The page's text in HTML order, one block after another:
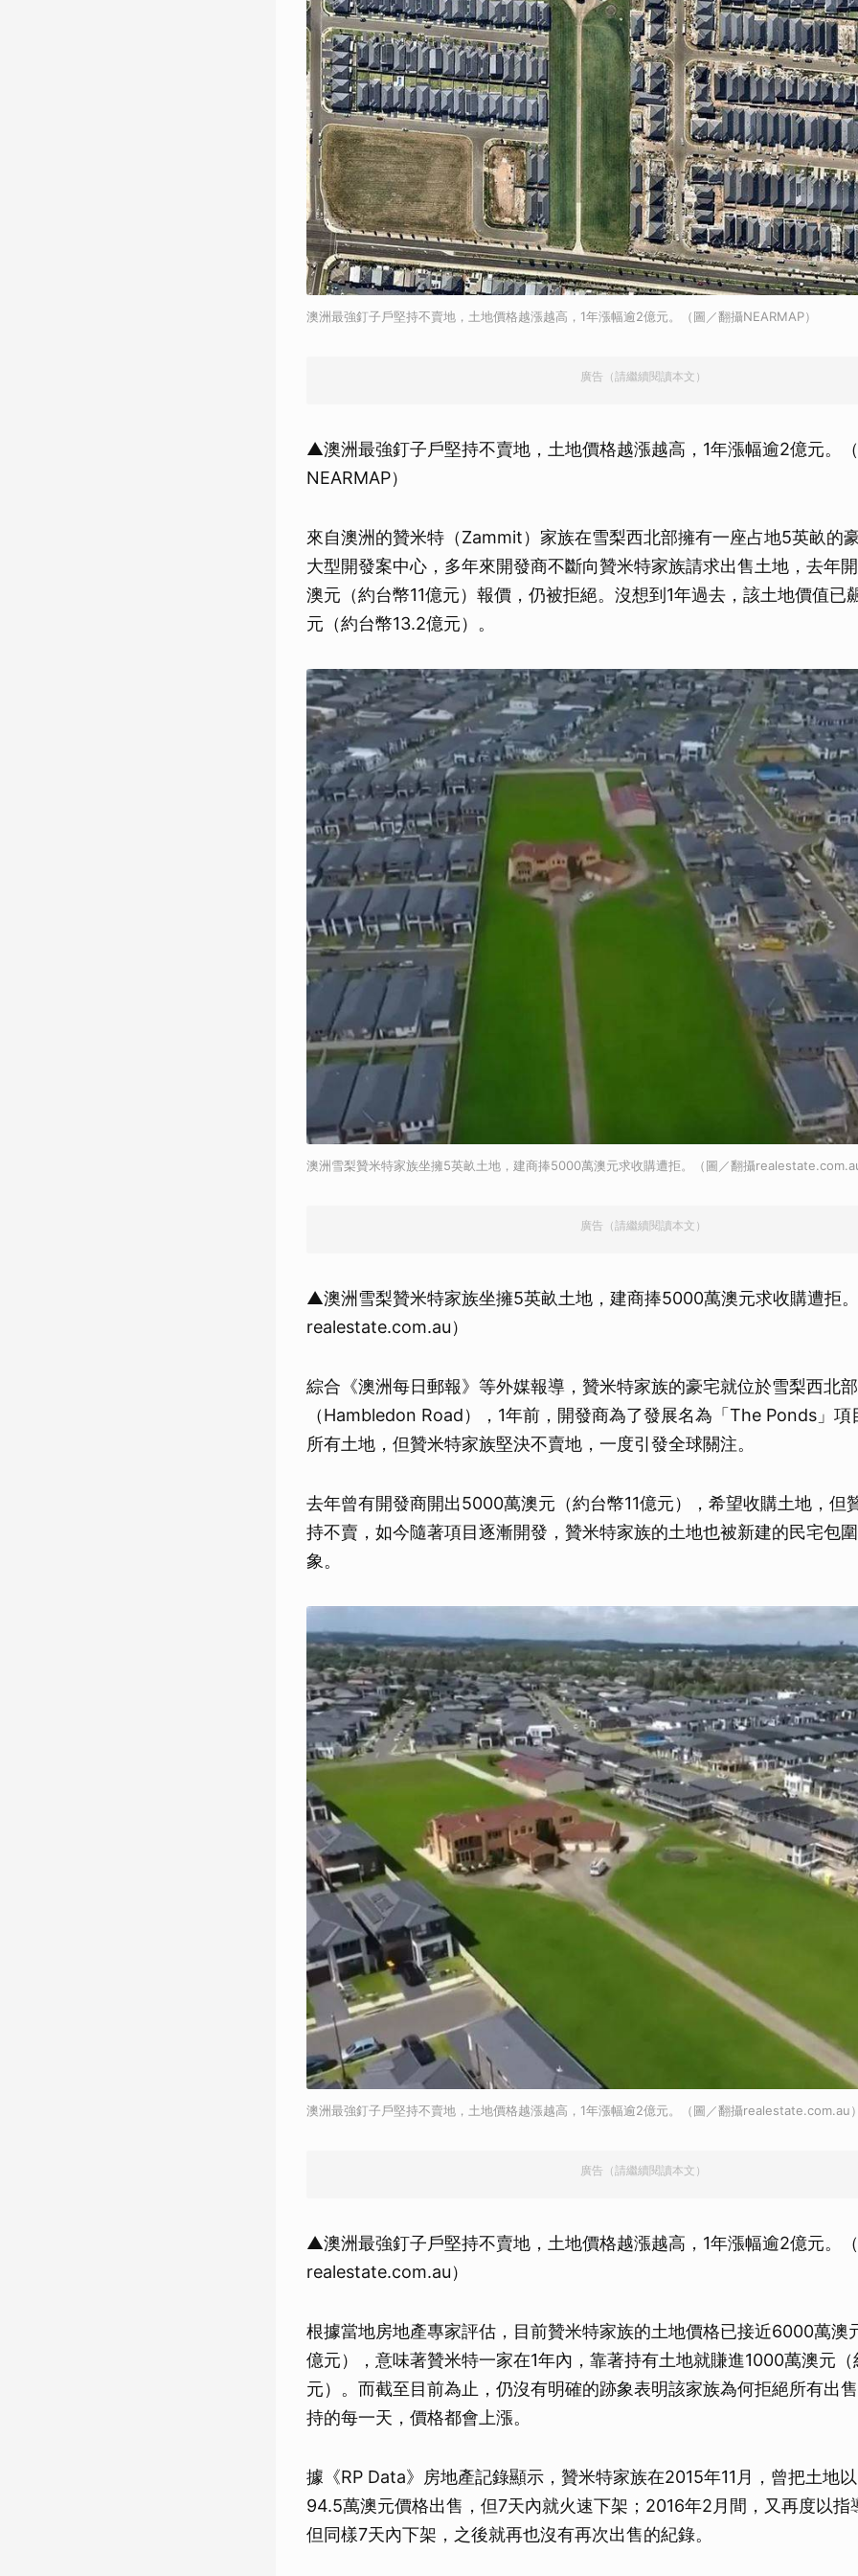
澳洲最強釘子戶堅持不賣地，土地價格越漲越高，1年漲幅逾2億元。（圖／翻攝NEARMAP）
廣告（請繼續閱讀本文）
▲澳洲最強釘子戶堅持不賣地，土地價格越漲越高，1年漲幅逾2億元。
NEARMAP）
來自澳洲的贊米特（Zammit）家族在雪梨西北部擁有一座占地5英畝的
大型開發案中心，多年來開發商不斷向贊米特家族請求出售土地，去年
澳元（約台幣11億元）報價，仍被拒絕。沒想到1年過去，該土地價值已
元（約台幣13.2億元）。
澳洲雪梨贊米特家族坐擁5英畝土地，建商捧5000萬澳元求收購遭拒。（圖／翻攝
廣告（請繼續閱讀本文）
▲澳洲雪梨贊米特家族坐擁5英畝土地，建商捧5000萬澳元求收購遭拒
realestate.com.au）
綜合《澳洲每日郵報》等外媒報導，贊米特家族的豪宅就位於雪梨西北
（Hambledon Road），1年前，開發商為了發展名為「The Ponds」項
所有土地，但贊米特家族堅決不賣地，一度引發全球關注。
去年曾有開發商開出5000萬澳元（約台幣11億元），希望收購土地，但
持不賣，如今隨著項目逐漸開發，贊米特家族的土地也被新建的民宅包
象。
澳洲最強釘子戶堅持不賣地，土地價格越漲越高，1年漲幅逾2億元。（圖／翻攝realestate.com.au
廣告（請繼續閱讀本文）
▲澳洲最強釘子戶堅持不賣地，土地價格越漲越高，1年漲幅逾2億元。
realestate.com.au）
根據當地房地產專家評估，目前贊米特家族的土地價格已接近6000萬澳
億元），意味著贊米特一家在1年內，靠著持有土地就賺進1000萬澳元
元）。而截至目前為止，仍沒有明確的跡象表明該家族為何拒絕所有出
持的每一天，價格都會上漲。
據《RP Data》房地產記錄顯示，贊米特家族在2015年11月，曾把土地
94.5萬澳元價格出售，但7天內就火速下架；2016年2月間，又再度以指
但同樣7天內下架，之後就再也沒有再次出售的紀錄。
取消